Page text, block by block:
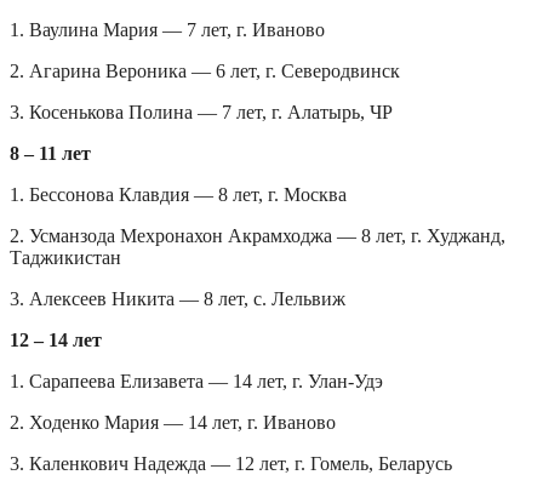
1. Ваулина Мария — 7 лет, г. Иваново
2. Агарина Вероника — 6 лет, г. Северодвинск
3. Косенькова Полина — 7 лет, г. Алатырь, ЧР
8 – 11 лет
1. Бессонова Клавдия — 8 лет, г. Москва
2. Усманзода Мехронахон Акрамходжа — 8 лет, г. Худжанд,
Таджикистан
3. Алексеев Никита — 8 лет, с. Лельвиж
12 – 14 лет
1. Сарапеева Елизавета — 14 лет, г. Улан-Удэ
2. Ходенко Мария — 14 лет, г. Иваново
3. Каленкович Надежда — 12 лет, г. Гомель, Беларусь